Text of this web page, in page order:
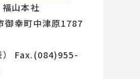
山本社
幸町中津原1787
Fax.(084)955-